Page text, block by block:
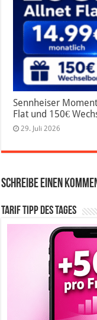
Sennheiser
Flat und 150€
29. Juli 2026
Schreibe einen
Tarif Tipp des Tages